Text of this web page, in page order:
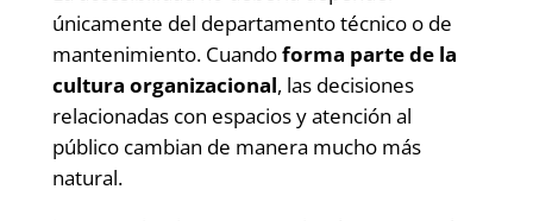
únicamente del departamento técnico o de
mantenimiento. Cuandoforma parte de la
cultura organizacional, las decisiones
relacionadas con espacios y atención al
público cambian de manera mucho más
natural.